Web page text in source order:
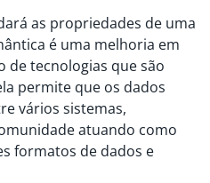
as propriedades de uma
é uma melhoria em
de tecnologias que são
permite que os dados
vários sistemas,
atuando como
formatos de dados e